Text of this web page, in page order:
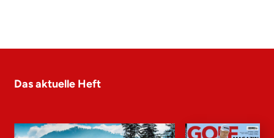
Das aktuelle Heft